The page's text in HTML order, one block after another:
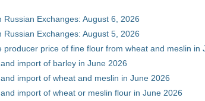
Russian Exchanges: August 6, 2026
Russian Exchanges: August 5, 2026
producer price of fine flour from wheat and meslin in
import of barley in June 2026
import of wheat and meslin in June 2026
import of wheat or meslin flour in June 2026